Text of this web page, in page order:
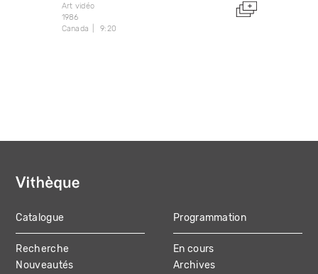
Art vidéo
1986
Canada
9:20
MAIN
NAVIGATION
Catalogue
Recherche
Nouveautés
Programmation
En cours
Archives